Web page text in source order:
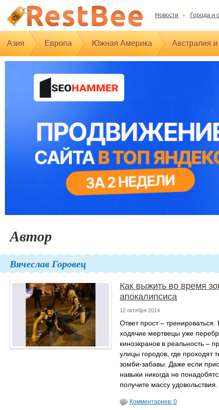
Новости Города и
Азия Европа Южная Америка Австралия
Автор
Вячеслав Горовец
Как выжить во время
апокалипсиса
12 октября 2014
Ответ прост –
ходячие мертвецы уже
киноэкранов в реальность –
улицы городов, где проходят
зомби-забавы. Даже если
навыки никогда не
получите массу удовольствия.
Комментариев: 0